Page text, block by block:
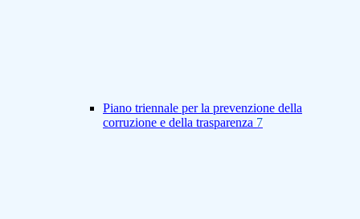
Piano triennale per la prevenzione della
corruzione e della trasparenza 7